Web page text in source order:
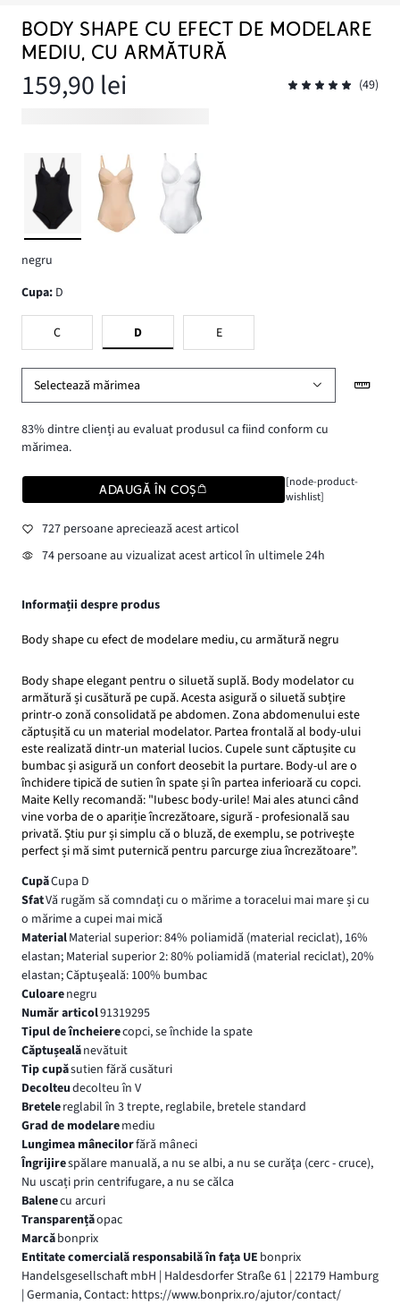
BODY SHAPE CU EFECT DE MODELARE
MEDIU, CU ARMĂTURĂ
159,90 lei (49)
negru
Cupa: D
C D E
Selectează mărimea
83% dintre clienți au evaluat produsul ca fiind conform cu
mărimea.
ADAUGĂ ÎN COȘ
[node-product-
wishlist]
727 persoane apreciează acest articol
74 persoane au vizualizat acest articol în ultimele 24h
Informații despre produs
Body shape cu efect de modelare mediu, cu armătură negru
Body shape elegant pentru o siluetă suplă. Body modelator cu
armătură și cusătură pe cupă. Acesta asigură o siluetă subțire
printr-o zonă consolidată pe abdomen. Zona abdomenului este
căptușită cu un material modelator. Partea frontală al body-ului
este realizată dintr-un material lucios. Cupele sunt căptușite cu
bumbac și asigură un confort deosebit la purtare. Body-ul are o
închidere tipică de sutien în spate și în partea inferioară cu copci.
Maite Kelly recomandă: "Iubesc body-urile! Mai ales atunci când
vine vorba de o apariție încrezătoare, sigură - profesională sau
privată. Știu pur și simplu că o bluză, de exemplu, se potrivește
perfect și mă simt puternică pentru parcurge ziua încrezătoare”.
CupăCupa D
SfatVă rugăm să comndați cu o mărime a toracelui mai mare și cu
o mărime a cupei mai mică
MaterialMaterial superior: 84% poliamidă (material reciclat), 16%
elastan; Material superior 2: 80% poliamidă (material reciclat), 20%
elastan; Căptuşeală: 100% bumbac
Culoarenegru
Număr articol91319295
Tipul de încheierecopci, se închide la spate
Căptușealănevătuit
Tip cupăsutien fără cusături
Decolteudecolteu în V
Bretelereglabil în 3 trepte, reglabile, bretele standard
Grad de modelaremediu
Lungimea mânecilorfără mâneci
Îngrijirespălare manuală, a nu se albi, a nu se curăţa (cerc - cruce),
Nu uscați prin centrifugare, a nu se călca
Balenecu arcuri
Transparențăopac
Marcăbonprix
Entitate comercială responsabilă în fața UE bonprix
Handelsgesellschaft mbH | Haldesdorfer Straße 61 | 22179 Hamburg
| Germania, Contact: https://www.bonprix.ro/ajutor/contact/